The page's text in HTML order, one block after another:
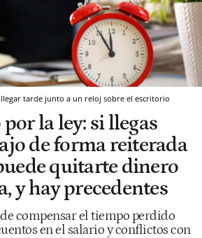
tarde junto a un reloj sobre el escritorio
la ley: si llegas
de forma reiterada
quitarte dinero
y hay precedentes
compensar el tiempo perdido
en el salario y conflictos con